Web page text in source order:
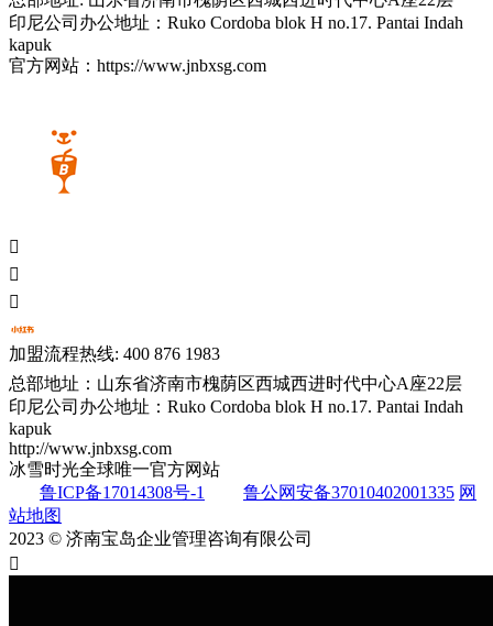
印尼公司办公地址：Ruko Cordoba blok H no.17. Pantai Indah
kapuk
官方网站：https://www.jnbxsg.com



加盟流程热线: 400 876 1983
总部地址：山东省济南市槐荫区西城西进时代中心A座22层
印尼公司办公地址：Ruko Cordoba blok H no.17. Pantai Indah
kapuk
http://www.jnbxsg.com
冰雪时光全球唯一官方网站
鲁ICP备17014308号-1
鲁公网安备37010402001335 网
站地图
2023 © 济南宝岛企业管理咨询有限公司
